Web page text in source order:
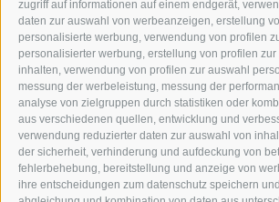
zugriff auf informationen auf einem endgerät,
daten zur auswahl von werbeanzeigen, erstellung
personalisierte werbung, verwendung von profilen
personalisierter werbung, erstellung von profilen
inhalten, verwendung von profilen zur auswahl
messung der werbeleistung, messung der
analyse von zielgruppen durch statistiken oder
aus verschiedenen quellen, entwicklung und
verwendung reduzierter daten zur auswahl von
der sicherheit, verhinderung und aufdeckung von
fehlerbehebung, bereitstellung und anzeige von
ihre entscheidungen zum datenschutz speichern
TEL.: +39 0472 766876
GRAFIK@DERERKER.IT
INFO@DERERKER.IT
BARBARA.FONTANA@DERERKER.IT
DER ERKER
WERBEN IM ERKER
ONLINE-WERBUNG
SEPA-DAUERAUFTRAG